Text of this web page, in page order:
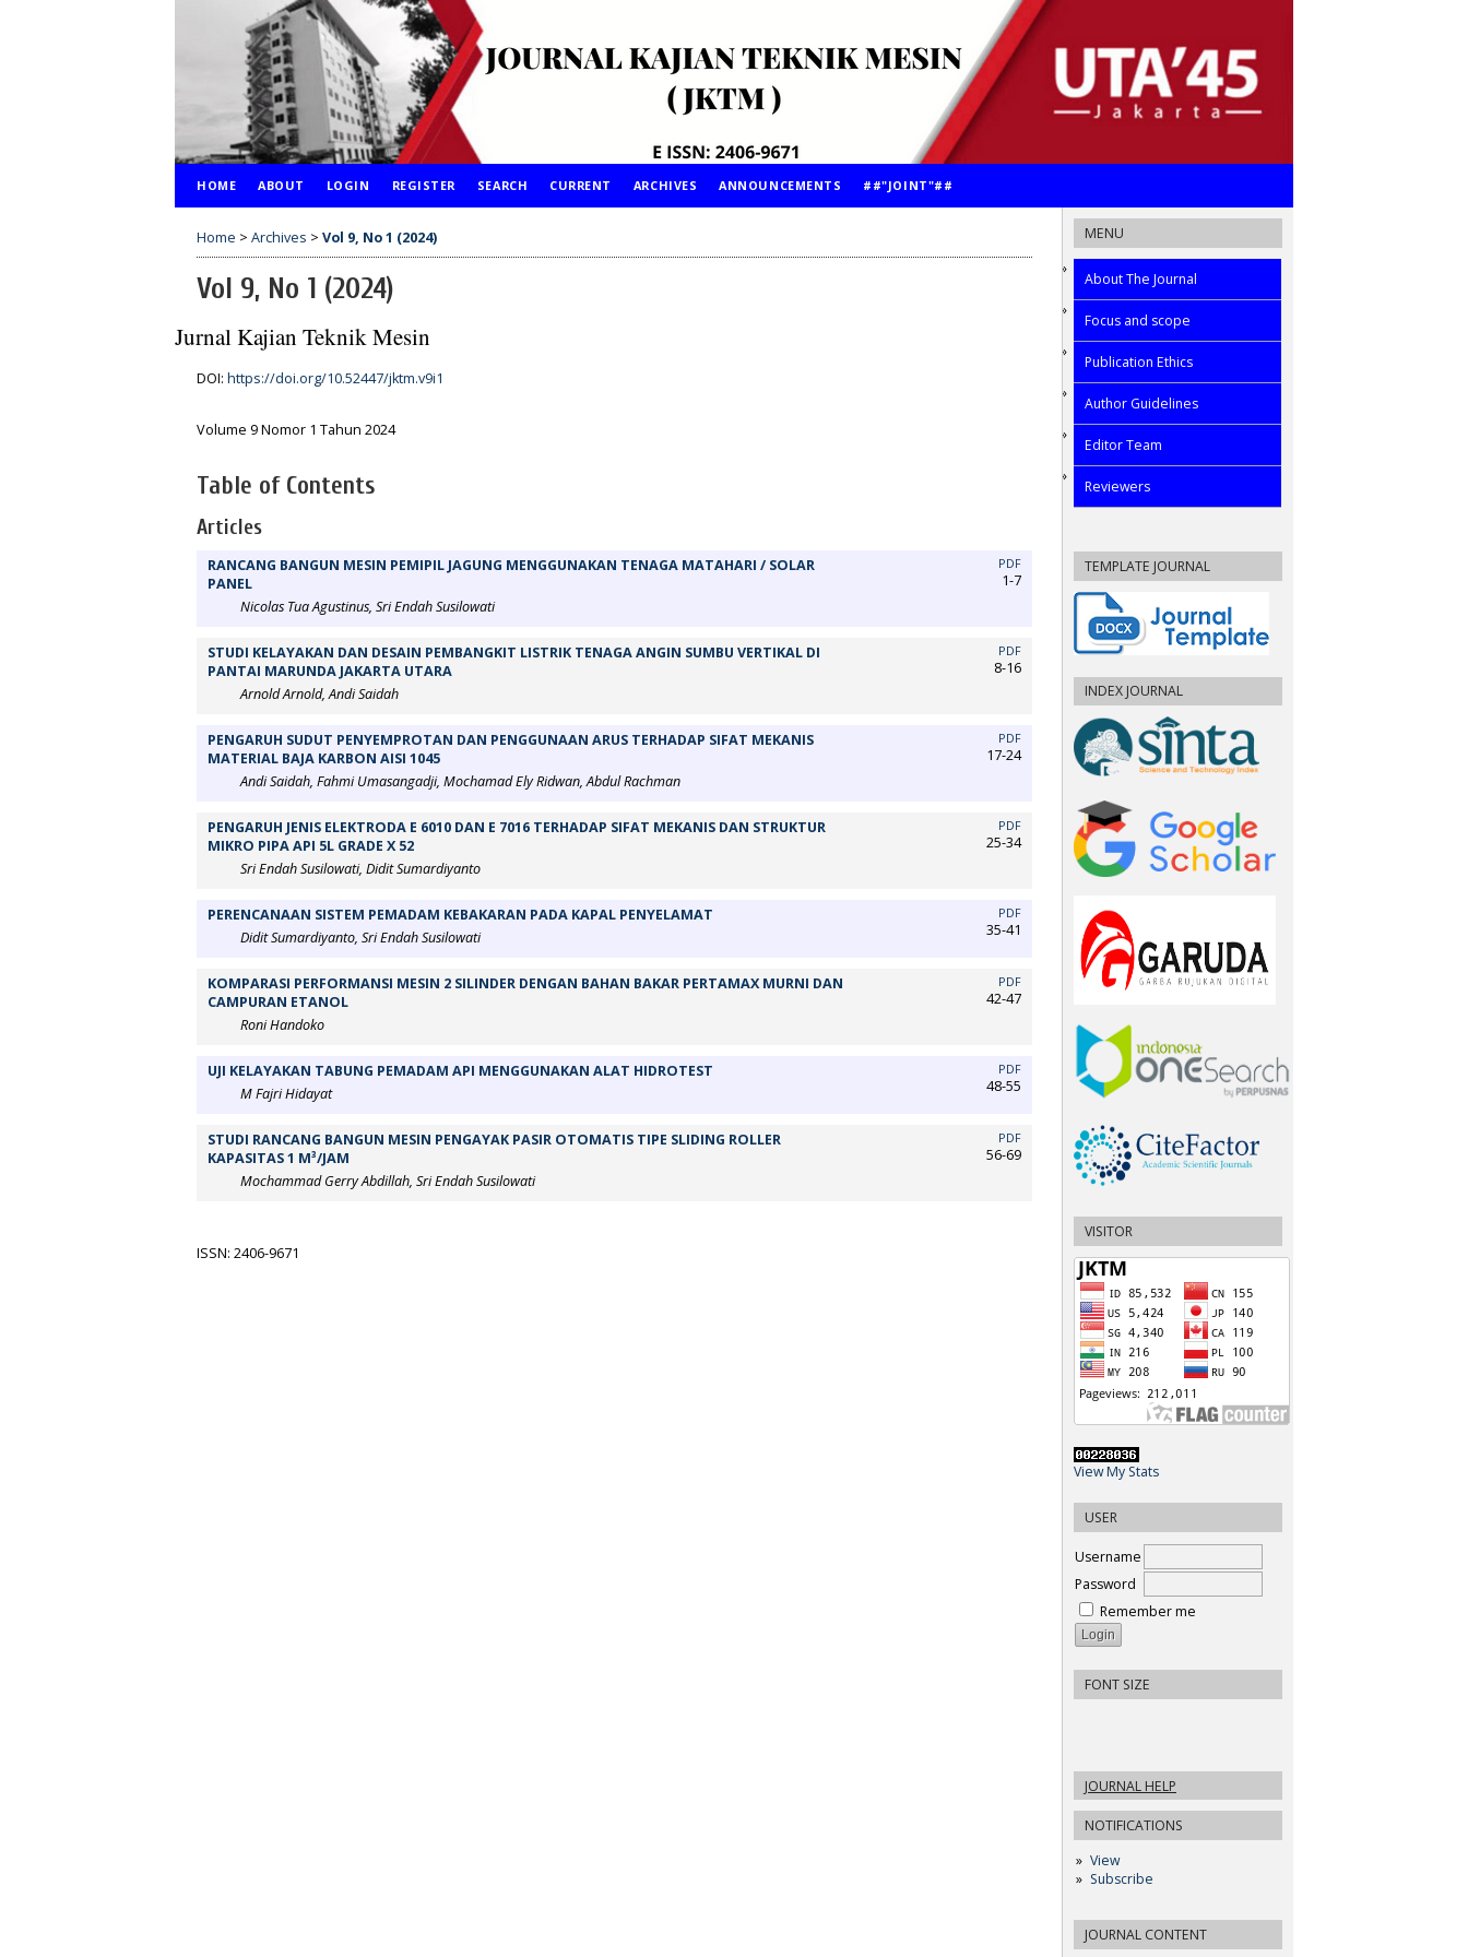
MENU
About The Journal
Focus and scope
Publication Ethics
Author Guidelines
Editor Team
Reviewers
TEMPLATE JOURNAL
INDEX JOURNAL
VISITOR
View My Stats
USER
Username
Password
Remember me
FONT SIZE
JOURNAL HELP
NOTIFICATIONS
View
Subscribe
JOURNAL CONTENT
HOME ABOUT LOGIN REGISTER SEARCH CURRENT ARCHIVES ANNOUNCEMENTS ##"JOINT"##
Home > Archives > Vol 9, No 1 (2024)
Vol 9, No 1 (2024)
Jurnal Kajian Teknik Mesin
DOI: https://doi.org/10.52447/jktm.v9i1
Volume 9 Nomor 1 Tahun 2024
Table of Contents
Articles
RANCANG BANGUN MESIN PEMIPIL JAGUNG MENGGUNAKAN TENAGA MATAHARI / SOLAR
PANEL
Nicolas Tua Agustinus, Sri Endah Susilowati
PDF
1-7
STUDI KELAYAKAN DAN DESAIN PEMBANGKIT LISTRIK TENAGA ANGIN SUMBU VERTIKAL DI
PANTAI MARUNDA JAKARTA UTARA
Arnold Arnold, Andi Saidah
PDF
8-16
PENGARUH SUDUT PENYEMPROTAN DAN PENGGUNAAN ARUS TERHADAP SIFAT MEKANIS
MATERIAL BAJA KARBON AISI 1045
Andi Saidah, Fahmi Umasangadji, Mochamad Ely Ridwan, Abdul Rachman
PDF
17-24
PENGARUH JENIS ELEKTRODA E 6010 DAN E 7016 TERHADAP SIFAT MEKANIS DAN STRUKTUR
MIKRO PIPA API 5L GRADE X 52
Sri Endah Susilowati, Didit Sumardiyanto
PDF
25-34
PERENCANAAN SISTEM PEMADAM KEBAKARAN PADA KAPAL PENYELAMAT
Didit Sumardiyanto, Sri Endah Susilowati
PDF
35-41
KOMPARASI PERFORMANSI MESIN 2 SILINDER DENGAN BAHAN BAKAR PERTAMAX MURNI DAN
CAMPURAN ETANOL
Roni Handoko
PDF
42-47
UJI KELAYAKAN TABUNG PEMADAM API MENGGUNAKAN ALAT HIDROTEST
M Fajri Hidayat
PDF
48-55
STUDI RANCANG BANGUN MESIN PENGAYAK PASIR OTOMATIS TIPE SLIDING ROLLER
KAPASITAS 1 M³/JAM
Mochammad Gerry Abdillah, Sri Endah Susilowati
PDF
56-69
ISSN: 2406-9671